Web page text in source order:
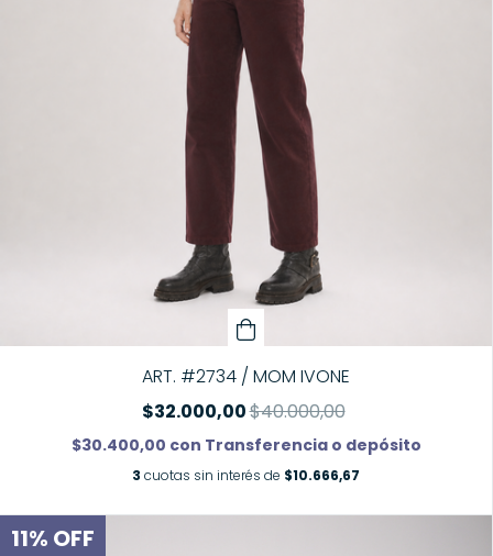
ART. #2734 / MOM IVONE
$32.000,00$40.000,00
$30.400,00 con Transferencia o depósito
3 cuotas sin interés de $10.666,67
11% OFF